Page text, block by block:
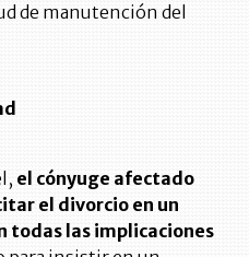
de manutención del
el cónyuge afectado
el divorcio en un
todas las implicaciones